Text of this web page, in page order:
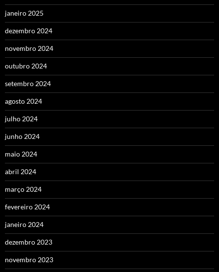
janeiro 2025
dezembro 2024
novembro 2024
outubro 2024
setembro 2024
agosto 2024
julho 2024
junho 2024
maio 2024
abril 2024
março 2024
fevereiro 2024
janeiro 2024
dezembro 2023
novembro 2023